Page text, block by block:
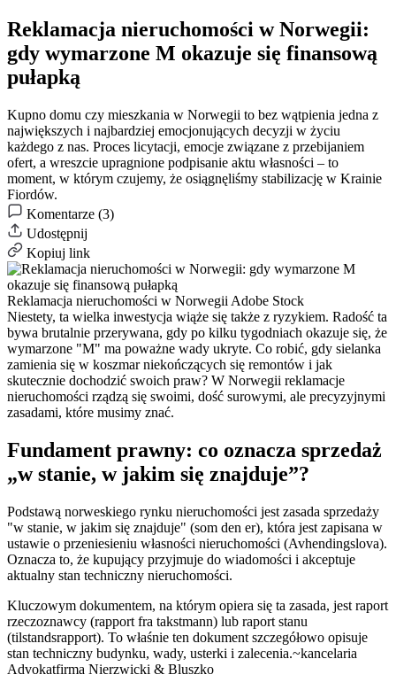
Reklamacja nieruchomości w Norwegii:
gdy wymarzone M okazuje się finansową
pułapką
Kupno domu czy mieszkania w Norwegii to bez wątpienia jedna z
największych i najbardziej emocjonujących decyzji w życiu
każdego z nas. Proces licytacji, emocje związane z przebijaniem
ofert, a wreszcie upragnione podpisanie aktu własności – to
moment, w którym czujemy, że osiągnęliśmy stabilizację w Krainie
Fiordów.
Komentarze (3)
Udostępnij
Kopiuj link
Reklamacja nieruchomości w Norwegii Adobe Stock
Niestety, ta wielka inwestycja wiąże się także z ryzykiem. Radość ta
bywa brutalnie przerywana, gdy po kilku tygodniach okazuje się, że
wymarzone "M" ma poważne wady ukryte. Co robić, gdy sielanka
zamienia się w koszmar niekończących się remontów i jak
skutecznie dochodzić swoich praw? W Norwegii reklamacje
nieruchomości rządzą się swoimi, dość surowymi, ale precyzyjnymi
zasadami, które musimy znać.
Fundament prawny: co oznacza sprzedaż
„w stanie, w jakim się znajduje”?
Podstawą norweskiego rynku nieruchomości jest zasada sprzedaży
"w stanie, w jakim się znajduje" (som den er), która jest zapisana w
ustawie o przeniesieniu własności nieruchomości (Avhendingslova).
Oznacza to, że kupujący przyjmuje do wiadomości i akceptuje
aktualny stan techniczny nieruchomości.
Kluczowym dokumentem, na którym opiera się ta zasada, jest raport
rzeczoznawcy (rapport fra takstmann) lub raport stanu
(tilstandsrapport). To właśnie ten dokument szczegółowo opisuje
stan techniczny budynku, wady, usterki i zalecenia.~kancelaria
Advokatfirma Nierzwicki & Bluszko